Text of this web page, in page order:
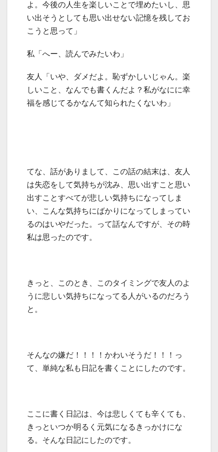
よ。今後の人生を楽しいことで埋めたいし、思
い出そうとしても思い出せない記憶を残してお
こうと思って」
私「へー、読んでみたいわ」
友人「いや、ダメだよ。恥ずかしいじゃん。楽
しいこと、なんでも書くんだよ？私がなにに幸
福を感じてるかなんて知られたくないわ」
てな、話がありまして、この話の結末は、友人
は失恋をして気持ちが沈み、思い出すこと思い
出すことすべてが悲しい気持ちになってしま
い、こんな気持ちにばかりになってしまってい
るのはいやだった。って話なんですが、その時
私は思ったのです。
きっと、このとき、このタイミングで友人のよ
うに悲しい気持ちになってる人がいるのだろう
と。
そんなの嫌だ！！！！かわいそうだ！！！っ
て、単純な私も日記を書くことにしたのです。
ここに書く日記は、今は悲しくても辛くても、
きっといつか明るく元気になるきっかけにな
る。そんな日記にしたのです。